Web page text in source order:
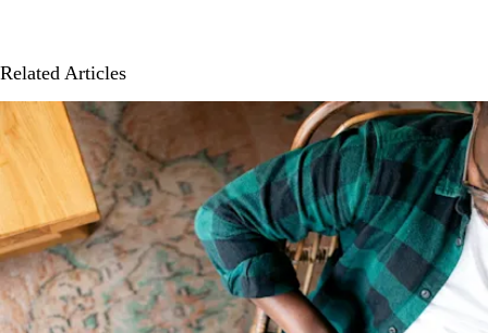
Related Articles